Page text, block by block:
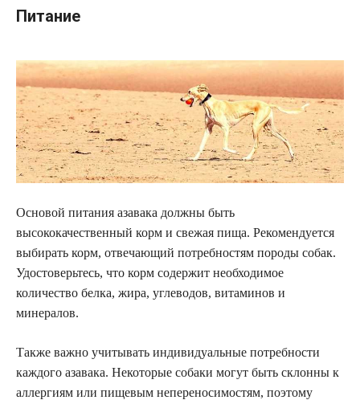
Питание
Основой питания азавака должны быть
высококачественный корм и свежая пища. Рекомендуется
выбирать корм, отвечающий потребностям породы собак.
Удостоверьтесь, что корм содержит необходимое
количество белка, жира, углеводов, витаминов и
минералов.
Также важно учитывать индивидуальные потребности
каждого азавака. Некоторые собаки могут быть склонны к
аллергиям или пищевым непереносимостям, поэтому